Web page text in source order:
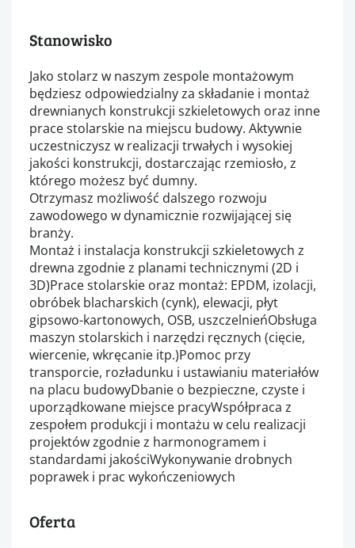
Stanowisko
Jako stolarz w naszym zespole montażowym
będziesz odpowiedzialny za składanie i montaż
drewnianych konstrukcji szkieletowych oraz inne
prace stolarskie na miejscu budowy. Aktywnie
uczestniczysz w realizacji trwałych i wysokiej
jakości konstrukcji, dostarczając rzemiosło, z
którego możesz być dumny.
Otrzymasz możliwość dalszego rozwoju
zawodowego w dynamicznie rozwijającej się
branży.
Montaż i instalacja konstrukcji szkieletowych z
drewna zgodnie z planami technicznymi (2D i
3D)Prace stolarskie oraz montaż: EPDM, izolacji,
obróbek blacharskich (cynk), elewacji, płyt
gipsowo-kartonowych, OSB, uszczelnieńObsługa
maszyn stolarskich i narzędzi ręcznych (cięcie,
wiercenie, wkręcanie itp.)Pomoc przy
transporcie, rozładunku i ustawianiu materiałów
na placu budowyDbanie o bezpieczne, czyste i
uporządkowane miejsce pracyWspółpraca z
zespołem produkcji i montażu w celu realizacji
projektów zgodnie z harmonogramem i
standardami jakościWykonywanie drobnych
poprawek i prac wykończeniowych
Oferta